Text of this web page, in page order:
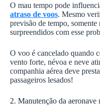
O mau tempo pode
atraso de voos. Mesmo
previsão de tempo, somente
surpreendidos com esse
O voo é cancelado quando
vento forte, névoa e neve
companhia aérea deve
passageiros lesados!
2. Manutenção da aeronave